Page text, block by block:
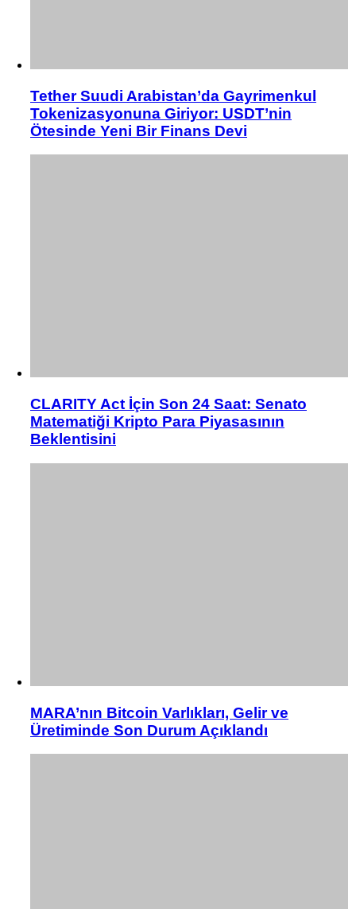
Tether Suudi Arabistan’da Gayrimenkul
Tokenizasyonuna Giriyor: USDT’nin
Ötesinde Yeni Bir Finans Devi
CLARITY Act İçin Son 24 Saat: Senato
Matematiği Kripto Para Piyasasının
Beklentisini
MARA’nın Bitcoin Varlıkları, Gelir ve
Üretiminde Son Durum Açıklandı